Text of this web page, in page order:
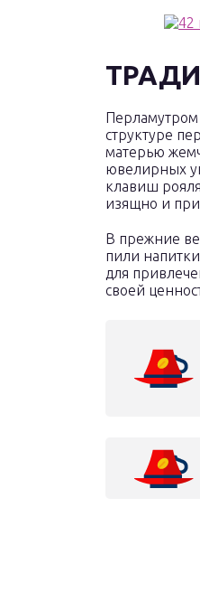
Перламутром
структуре
матерью
ювелирных
клавиш
изящно и
В прежние
пили
для
своей